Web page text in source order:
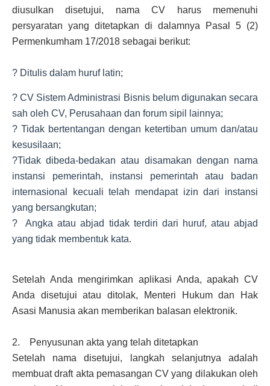
diusulkan disetujui, nama CV harus memenuhi
persyaratan yang ditetapkan di dalamnya Pasal 5 (2)
Permenkumham 17/2018 sebagai berikut:
? Ditulis dalam huruf latin;
? CV Sistem Administrasi Bisnis belum digunakan secara
sah oleh CV, Perusahaan dan forum sipil lainnya;
? Tidak bertentangan dengan ketertiban umum dan/atau
kesusilaan;
?Tidak dibeda-bedakan atau disamakan dengan nama
instansi pemerintah, instansi pemerintah atau badan
internasional kecuali telah mendapat izin dari instansi
yang bersangkutan;
? Angka atau abjad tidak terdiri dari huruf, atau abjad
yang tidak membentuk kata.
Setelah Anda mengirimkan aplikasi Anda, apakah CV
Anda disetujui atau ditolak, Menteri Hukum dan Hak
Asasi Manusia akan memberikan balasan elektronik.
2. Penyusunan akta yang telah ditetapkan
Setelah nama disetujui, langkah selanjutnya adalah
membuat draft akta pemasangan CV yang dilakukan oleh